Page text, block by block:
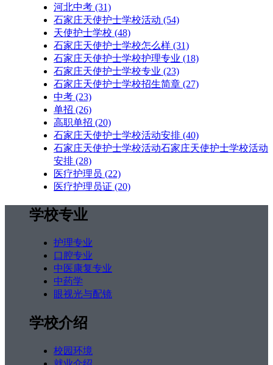
河北中考 (31)
石家庄天使护士学校活动 (54)
天使护士学校 (48)
石家庄天使护士学校怎么样 (31)
石家庄天使护士学校护理专业 (18)
石家庄天使护士学校专业 (23)
石家庄天使护士学校招生简章 (27)
中考 (23)
单招 (26)
高职单招 (20)
石家庄天使护士学校活动安排 (40)
石家庄天使护士学校活动石家庄天使护士学校活动
安排 (28)
医疗护理员 (22)
医疗护理员证 (20)
学校专业
护理专业
口腔专业
中医康复专业
中药学
眼视光与配镜
学校介绍
校园环境